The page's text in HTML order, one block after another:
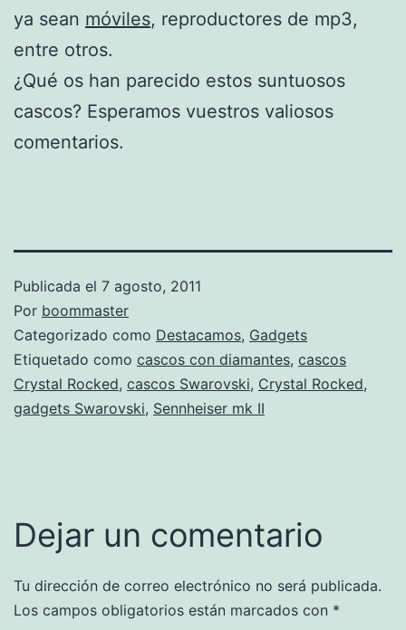
ya sean móviles, reproductores de mp3,
entre otros.
¿Qué os han parecido estos suntuosos
cascos? Esperamos vuestros valiosos
comentarios.
Publicada el 7 agosto, 2011
Por boommaster
Categorizado como Destacamos, Gadgets
Etiquetado como cascos con diamantes, cascos
Crystal Rocked, cascos Swarovski, Crystal Rocked,
gadgets Swarovski, Sennheiser mk II
Dejar un comentario
Tu dirección de correo electrónico no será publicada.
Los campos obligatorios están marcados con *